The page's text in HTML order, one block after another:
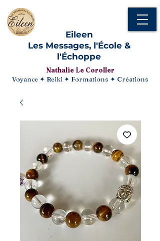
Eileen
Les Messages, l'École &
l'Échoppe
Nathalie Le Coroller
Voyance ✦ Reiki ✦ Formations ✦ Créations